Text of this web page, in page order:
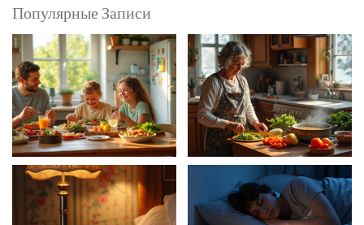
Популярные Записи